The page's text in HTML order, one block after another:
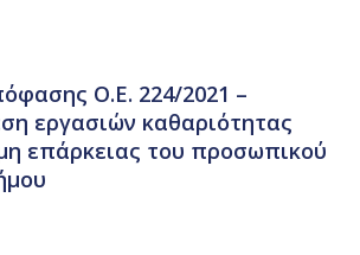
Ο.Ε. 224/2021 –
εργασιών καθαριότητας
επάρκειας του προσωπικού